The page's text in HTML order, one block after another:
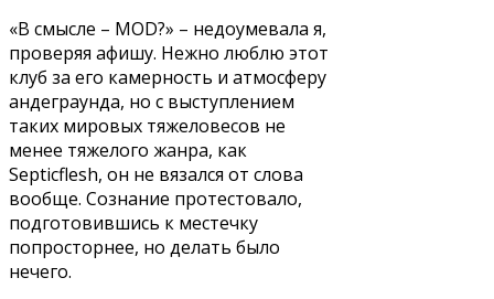
«В смысле – MOD?» – недоумевала я,
проверяя афишу. Нежно люблю этот
клуб за его камерность и атмосферу
андеграунда, но с выступлением
таких мировых тяжеловесов не
менее тяжелого жанра, как
Septicflesh, он не вязался от слова
вообще. Сознание протестовало,
подготовившись к местечку
попросторнее, но делать было
нечего.